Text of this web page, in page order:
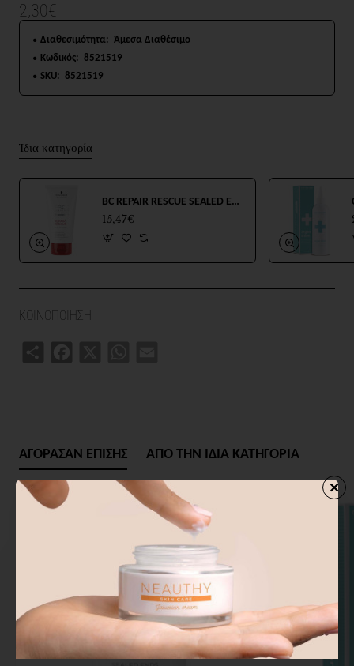
2,30€
Διαθεσιμότητα: Άμεσα Διαθέσιμο
Κωδικός: 8521519
SKU: 8521519
Ίδια κατηγορία
BC REPAIR RESCUE SEALED ENDS 75ml
15,47€
ΚΟΙΝΟΠΟΙΗΣΗ
ΑΓΟΡΑΣΑΝ ΕΠΙΣΗΣ ΑΠΟ ΤΗΝ ΙΔΙΑ ΚΑΤΗΓΟΡΙΑ